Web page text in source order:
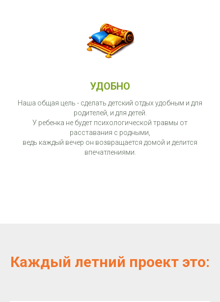
УДОБНО
Наша общая цель - сделать детский отдых удобным и для
родителей, и для детей.
У ребенка не будет психологической травмы от
расставания с родными,
ведь каждый вечер он возвращается домой и делится
впечатлениями.
Каждый летний проект это: